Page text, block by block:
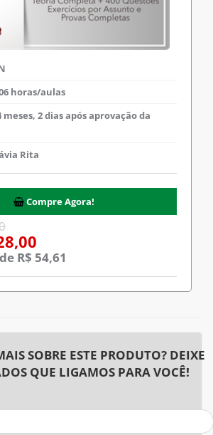
horas/aulas
meses, 2 dias após aprovação da
Rita
Compre Agora!
R$ 54,61
SOBRE ESTE PRODUTO? DEIXE
QUE LIGAMOS PARA VOCÊ!